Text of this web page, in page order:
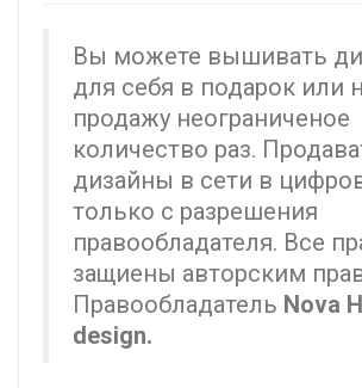
Вы можете вышивать
для себя в подарок или
продажу неограниченое
количество раз.
дизайны в сети в
только с разрешения
правообладателя. Все
защиены авторским
Правообладатель Nova
design.